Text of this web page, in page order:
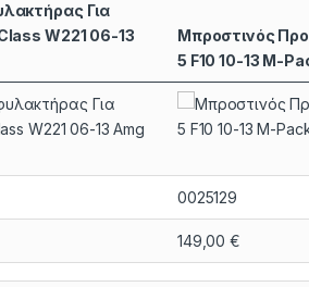
Για
W221 06-13
Μπροστινός
5 F10 10-13 M-
0025129
149,00€